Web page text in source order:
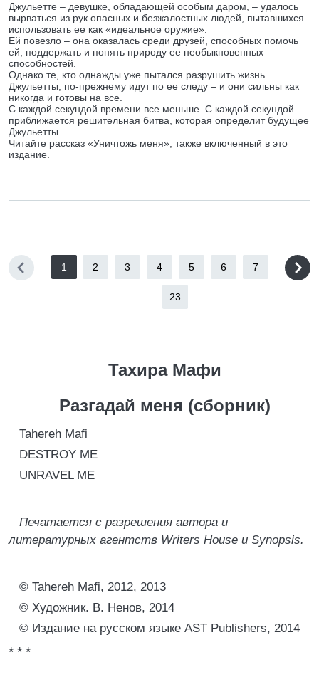
Джульетте – девушке, обладающей особым даром, – удалось
вырваться из рук опасных и безжалостных людей, пытавшихся
использовать ее как «идеальное оружие».
Ей повезло – она оказалась среди друзей, способных помочь
ей, поддержать и понять природу ее необыкновенных
способностей.
Однако те, кто однажды уже пытался разрушить жизнь
Джульетты, по-прежнему идут по ее следу – и они сильны как
никогда и готовы на все.
С каждой секундой времени все меньше. С каждой секундой
приближается решительная битва, которая определит будущее
Джульетты…
Читайте рассказ «Уничтожь меня», также включенный в это
издание.
1 2 3 4 5 6 7
23
Тахира Мафи
Разгадай меня (сборник)
Tahereh Mafi
DESTROY ME
UNRAVEL ME
Печатается с разрешения автора и
литературных агентств Writers House и Synopsis.
© Tahereh Mafi, 2012, 2013
© Художник. В. Ненов, 2014
© Издание на русском языке AST Publishers, 2014
* * *